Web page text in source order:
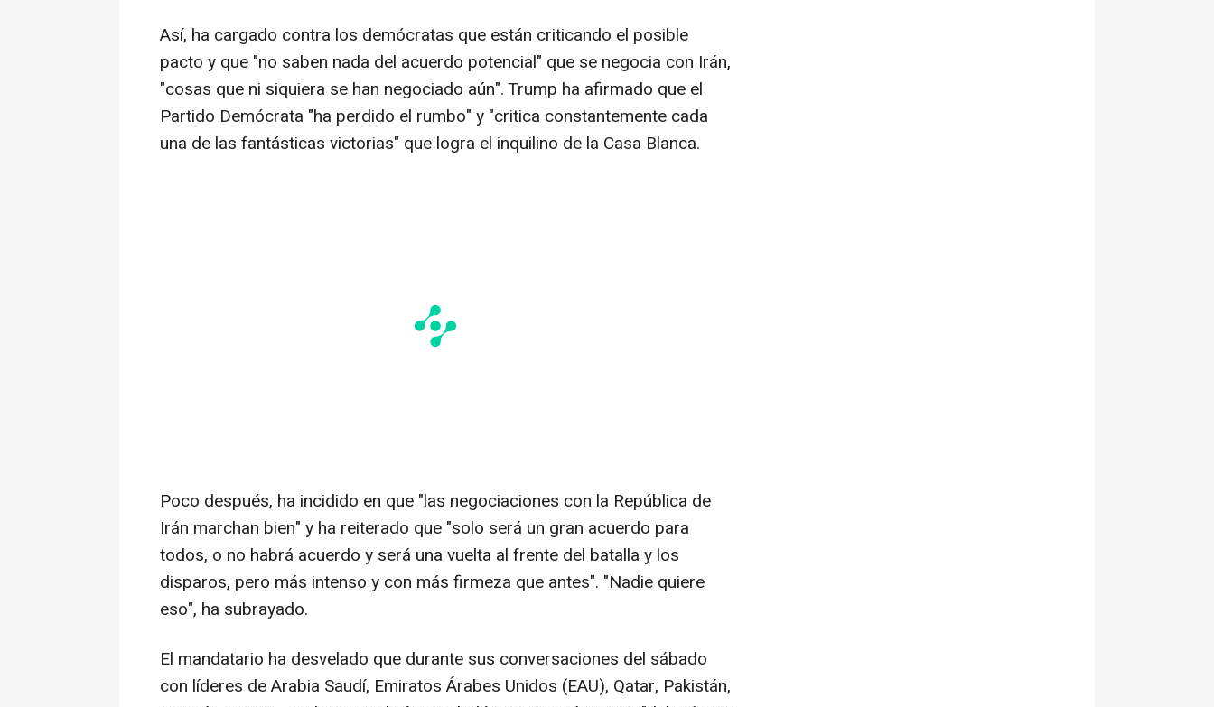
Así, ha cargado contra los demócratas que están criticando el posible
pacto y que "no saben nada del acuerdo potencial" que se negocia con Irán,
"cosas que ni siquiera se han negociado aún". Trump ha afirmado que el
Partido Demócrata "ha perdido el rumbo" y "critica constantemente cada
una de las fantásticas victorias" que logra el inquilino de la Casa Blanca.
Poco después, ha incidido en que "las negociaciones con la República de
Irán marchan bien" y ha reiterado que "solo será un gran acuerdo para
todos, o no habrá acuerdo y será una vuelta al frente del batalla y los
disparos, pero más intenso y con más firmeza que antes". "Nadie quiere
eso", ha subrayado.
El mandatario ha desvelado que durante sus conversaciones del sábado
con líderes de Arabia Saudí, Emiratos Árabes Unidos (EAU), Qatar, Pakistán,